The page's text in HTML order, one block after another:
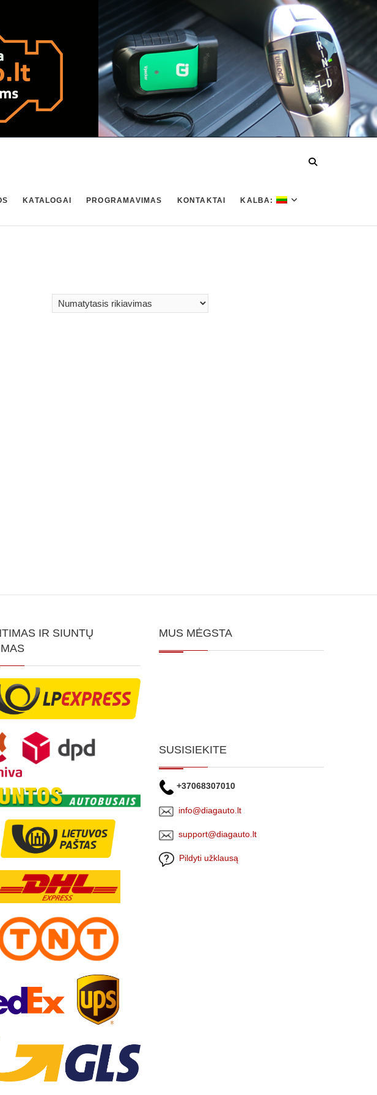
KATALOGAI PROGRAMAVIMAS KONTAKTAI KALBA:
IR SIUNTŲ
MUS MĖGSTA
SUSISIEKITE
+37068307010
info@diagauto.lt
support@diagauto.lt
Pildyti užklausą